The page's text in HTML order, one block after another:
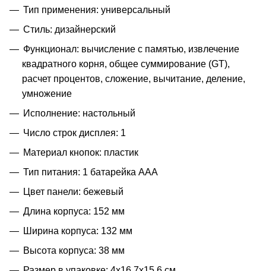
Тип применения: универсальный
Стиль: дизайнерский
Функционал: вычисление с памятью, извлечение
квадратного корня, общее суммирование (GT),
расчет процентов, сложение, вычитание, деление,
умножение
Исполнение: настольный
Число строк дисплея: 1
Материал кнопок: пластик
Тип питания: 1 батарейка ААА
Цвет панели: бежевый
Длина корпуса: 152 мм
Ширина корпуса: 132 мм
Высота корпуса: 38 мм